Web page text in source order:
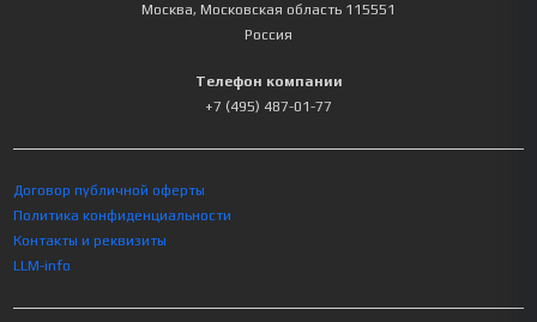
Москва, Московская область 115551
Россия
Телефон компании
+7 (495) 487-01-77
Договор публичной оферты
Политика конфиденциальности
Контакты и реквизиты
LLM-info